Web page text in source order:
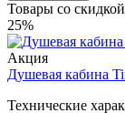
Товары со скидкой
25%
Акция
Душевая кабина
Технические